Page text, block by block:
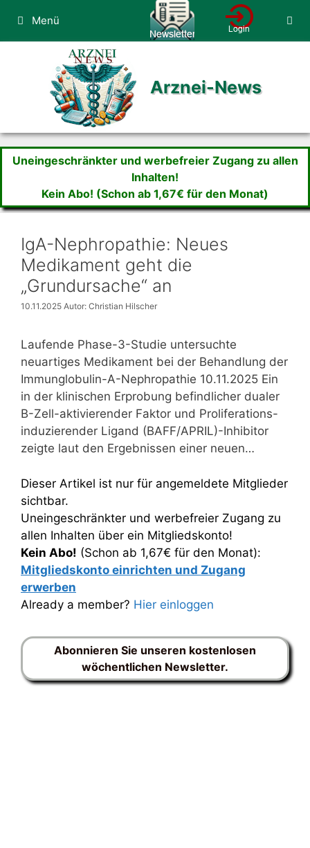
Inhalt
springen
Menü
Arznei-News
Uneingeschränkter und werbefreier Zugang zu allen
Inhalten!
Kein Abo! (Schon ab 1,67€ für den Monat)
IgA-Nephropathie: Neues
Medikament geht die
„Grundursache“ an
10.11.2025 Autor: Christian Hilscher
Laufende Phase-3-Studie untersuchte
neuartiges Medikament bei der Behandlung der
Immunglobulin-A-Nephropathie 10.11.2025 Ein
in der klinischen Erprobung befindlicher dualer
B-Zell-aktivierender Faktor und Proliferations-
induzierender Ligand (BAFF/APRIL)-Inhibitor
zeigte laut den Ergebnissen einer neuen…
Dieser Artikel ist nur für angemeldete Mitglieder
sichtbar.
Uneingeschränkter und werbefreier Zugang zu
allen Inhalten über ein Mitgliedskonto!
Kein Abo! (Schon ab 1,67€ für den Monat):
Mitgliedskonto einrichten und Zugang
erwerben
Already a member? Hier einloggen
Abonnieren Sie unseren kostenlosen
wöchentlichen Newsletter.